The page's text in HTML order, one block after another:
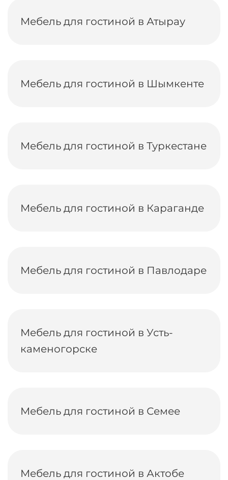
Мебель для гостиной в Атырау
Мебель для гостиной в Шымкенте
Мебель для гостиной в Туркестане
Мебель для гостиной в Караганде
Мебель для гостиной в Павлодаре
Мебель для гостиной в Усть-
каменогорске
Мебель для гостиной в Семее
Мебель для гостиной в Актобе